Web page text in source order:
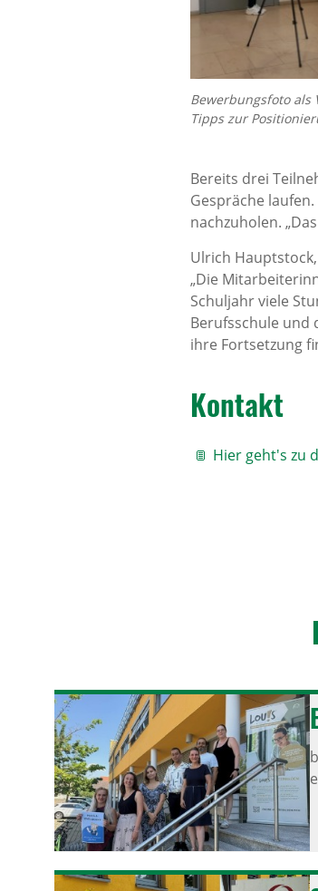
Bewerbungsfoto als
Tipps zur
Bereits drei
Gespräche
nachzuholen.
Ulrich
„Die
Schuljahr viele
Berufsschule und
ihre Fortsetzung
Kontakt
Hier geht's zu